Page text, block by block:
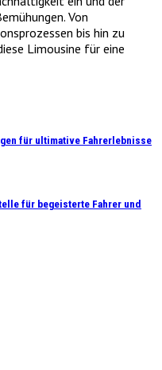
Von
bis hin zu
Limousine für eine
für ultimative Fahrerlebnisse
für begeisterte Fahrer und